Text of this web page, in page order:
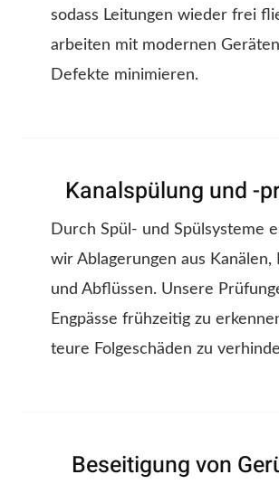
sodass Leitungen wieder frei
arbeiten mit modernen
Defekte minimieren.
Kanalspülung und -
Durch Spül- und Spülsysteme
wir Ablagerungen aus Kanälen,
und Abflüssen. Unsere
Engpässe frühzeitig zu
teure Folgeschäden zu
Beseitigung von